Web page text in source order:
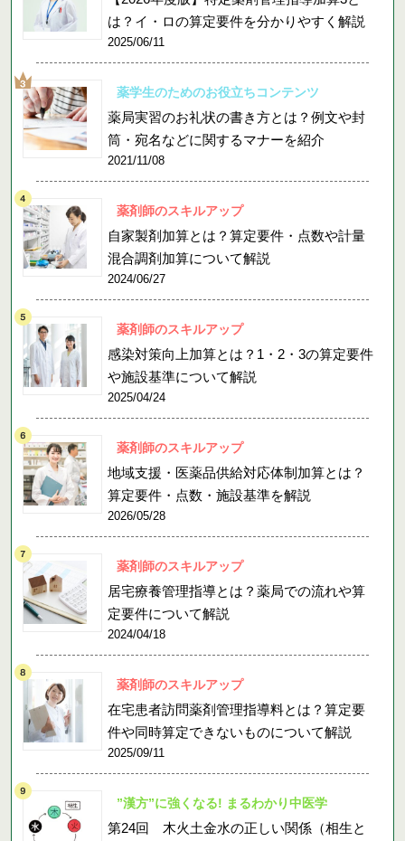
は？イ・ロの算定要件を分かりやすく解説
2025/06/11
薬学生のためのお役立ちコンテンツ
薬局実習のお礼状の書き方とは？例文や封
筒・宛名などに関するマナーを紹介
2021/11/08
薬剤師のスキルアップ
自家製剤加算とは？算定要件・点数や計量
混合調剤加算について解説
2024/06/27
薬剤師のスキルアップ
感染対策向上加算とは？1・2・3の算定要件
や施設基準について解説
2025/04/24
薬剤師のスキルアップ
地域支援・医薬品供給対応体制加算とは？
算定要件・点数・施設基準を解説
2026/05/28
薬剤師のスキルアップ
居宅療養管理指導とは？薬局での流れや算
定要件について解説
2024/04/18
薬剤師のスキルアップ
在宅患者訪問薬剤管理指導料とは？算定要
件や同時算定できないものについて解説
2025/09/11
”漢方”に強くなる! まるわかり中医学
第24回 木火土金水の正しい関係（相生と